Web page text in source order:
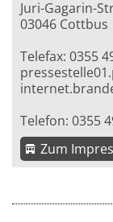
Juri-Gagarin-
03046 Cottbus
Telefax: 0355
Telefon: 0355
Zum